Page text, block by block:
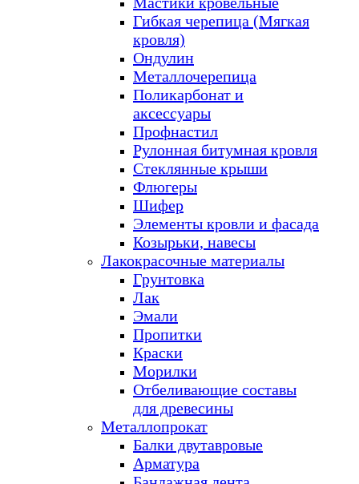
Гибкая черепица (Мягкая
кровля)
Ондулин
Металлочерепица
Поликарбонат и
аксессуары
Профнастил
Рулонная битумная кровля
Стеклянные крыши
Флюгеры
Шифер
Элементы кровли и фасада
Козырьки, навесы
Лакокрасочные материалы
Грунтовка
Лак
Эмали
Пропитки
Краски
Морилки
Отбеливающие составы
для древесины
Металлопрокат
Балки двутавровые
Арматура